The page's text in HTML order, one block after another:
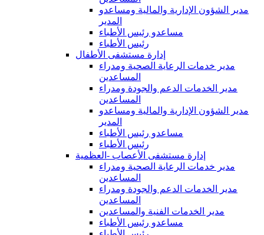
مدير الشؤون الإدارية والمالية ومساعدو
المدير
مساعدو رئيس الأطباء
رئيس الأطباء
إدارة مستشفى الأطفال
مدير خدمات الرعاية الصحية ومدراء
المساعدين
مدير الخدمات الدعم والجودة ومدراء
المساعدين
مدير الشؤون الإدارية والمالية ومساعدو
المدير
مساعدو رئيس الأطباء
رئيس الأطباء
إدارة مستشفى الأعصاب -العظمية
مدير خدمات الرعاية الصحية ومدراء
المساعدين
مدير الخدمات الدعم والجودة ومدراء
المساعدين
مدير الخدمات الفنية والمساعدين
مساعدو رئيس الأطباء